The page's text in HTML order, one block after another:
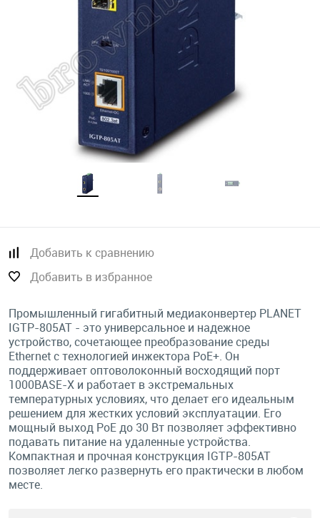
Добавить к сравнению
Добавить в избранное
Промышленный гигабитный медиаконвертер PLANET
IGTP-805AT - это универсальное и надежное
устройство, сочетающее преобразование среды
Ethernet с технологией инжектора PoE+. Он
поддерживает оптоволоконный восходящий порт
1000BASE-X и работает в экстремальных
температурных условиях, что делает его идеальным
решением для жестких условий эксплуатации. Его
мощный выход PoE до 30 Вт позволяет эффективно
подавать питание на удаленные устройства.
Компактная и прочная конструкция IGTP-805AT
позволяет легко развернуть его практически в любом
месте.